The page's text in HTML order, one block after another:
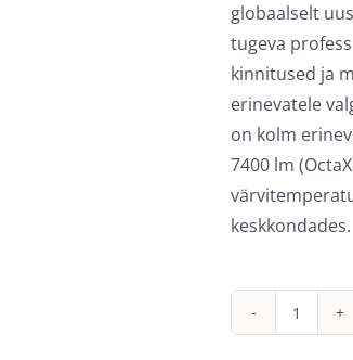
globaalselt
tugeva
kinnitused ja
erinevatele
on kolm
7400 lm
keskkondades.